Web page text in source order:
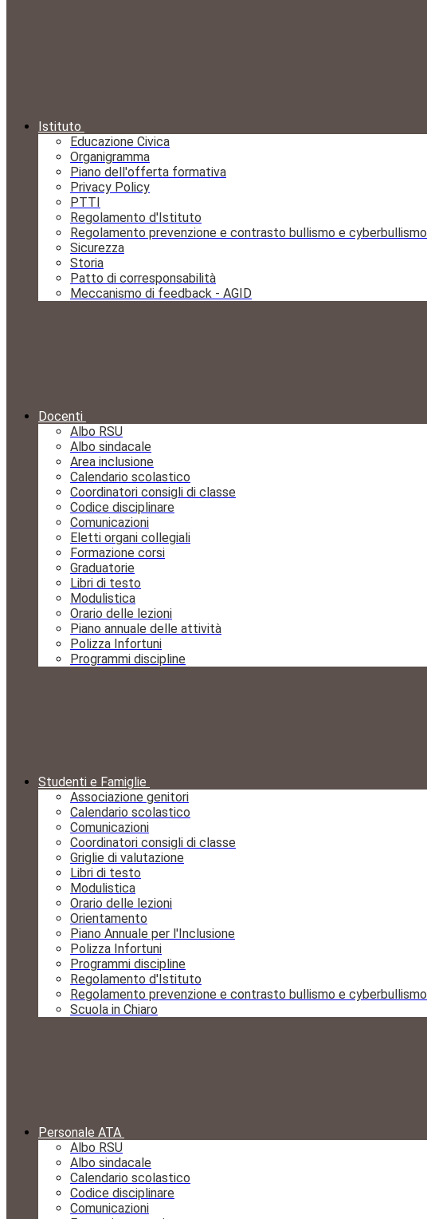
Istituto
Educazione Civica
Organigramma
Piano dell'offerta formativa
Privacy Policy
PTTI
Regolamento d'Istituto
Regolamento prevenzione e contrasto bullismo e cyberbullismo
Sicurezza
Storia
Patto di corresponsabilità
Meccanismo di feedback - AGID
Docenti
Albo RSU
Albo sindacale
Area inclusione
Calendario scolastico
Coordinatori consigli di classe
Codice disciplinare
Comunicazioni
Eletti organi collegiali
Formazione corsi
Graduatorie
Libri di testo
Modulistica
Orario delle lezioni
Piano annuale delle attività
Polizza Infortuni
Programmi discipline
Studenti e Famiglie
Associazione genitori
Calendario scolastico
Comunicazioni
Coordinatori consigli di classe
Griglie di valutazione
Libri di testo
Modulistica
Orario delle lezioni
Orientamento
Piano Annuale per l'Inclusione
Polizza Infortuni
Programmi discipline
Regolamento d'Istituto
Regolamento prevenzione e contrasto bullismo e cyberbullismo
Scuola in Chiaro
Personale ATA
Albo RSU
Albo sindacale
Calendario scolastico
Codice disciplinare
Comunicazioni